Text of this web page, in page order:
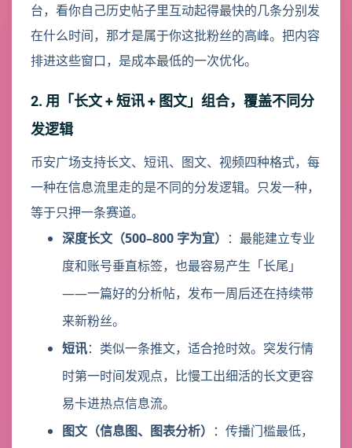
台，看你自己历史帖子里互动起得最快的几条分别发
在什么时间，那才是属于你这批粉丝的高峰。把内容
排进这些窗口，是成本最低的一次优化。
2. 用「长文 + 短讯 + 图文」组合，覆盖不同分
发逻辑
币安广场支持长文、短讯、图文、视频四种格式，每
一种在信息流里走的是不同的分发逻辑。只发一种，
等于只押一条赛道。
深度长文（500–800 字为宜） ：最能建立专业
度和账号垂直标签，也最容易产生「长尾」
——一篇好的分析帖，发布一周后还在持续带
来新粉丝。
短讯：类似一条推文，适合抢时效。突发行情
时第一时间发观点，比慢工出细活的长文更容
易卡进热点信息流。
图文（信息图、图表分析） ：传播门槛最低，